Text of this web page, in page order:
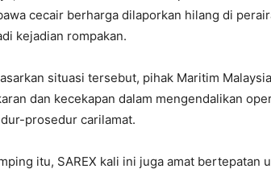
cecair berharga dilaporkan hilang di
kejadian rompakan.
situasi tersebut, pihak Maritim
dan kecekapan dalam mengendalikan
prosedur carilamat.
itu, SAREX kali ini juga amat